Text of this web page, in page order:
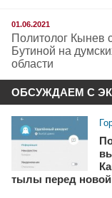
01.06.2021
Политолог Кынев
Бутиной на
области
ОБСУЖДАЕМ С
тылы перед новой